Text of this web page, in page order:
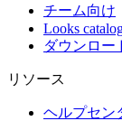
チーム向け
Looks
ダウンロー
リソース
ヘルプセン